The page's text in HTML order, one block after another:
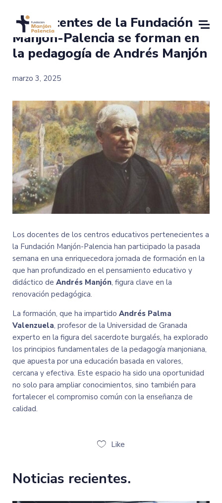
Los docentes de la Fundación
Manjón-Palencia se forman en
la pedagogía de Andrés Manjón
marzo 3, 2025
Los docentes de los centros educativos pertenecientes a
la Fundación Manjón-Palencia han participado la pasada
semana en una enriquecedora jornada de formación en la
que han profundizado en el pensamiento educativo y
didáctico de Andrés Manjón, figura clave en la
renovación pedagógica.
La formación, que ha impartido Andrés Palma
Valenzuela, profesor de la Universidad de Granada
experto en la figura del sacerdote burgalés, ha explorado
los principios fundamentales de la pedagogía manjoniana,
que apuesta por una educación basada en valores,
cercana y efectiva. Este espacio ha sido una oportunidad
no solo para ampliar conocimientos, sino también para
fortalecer el compromiso común con la enseñanza de
calidad.
Like
Noticias recientes.